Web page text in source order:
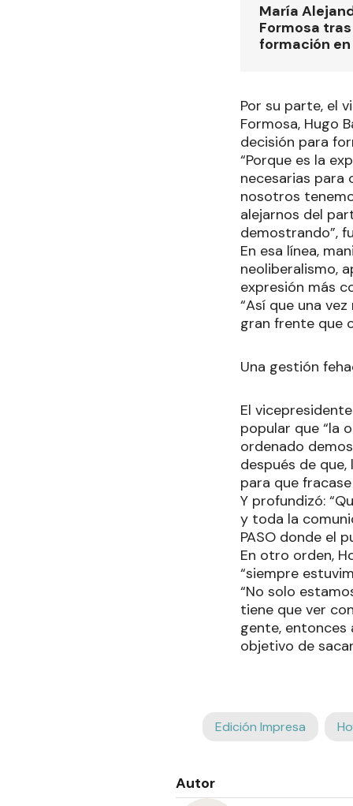
María
Formosa
formación
Por su parte, el
Formosa, Hugo
decisión para
“Porque es la
necesarias
nosotros
alejarnos del
demostrando”,
En esa línea,
neoliberalismo,
expresión más
“Así que una
gran frente que
Una gestión
El
popular que “la
ordenado
después de
para que
Y profundizó:
y toda la
PASO donde el
En otro orden,
“siempre
“No solo
tiene que ver
gente, entonces
objetivo de
Edición Impresa
Autor